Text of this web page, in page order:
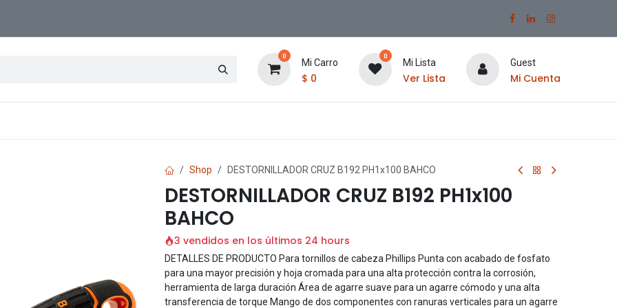
0
Mi Carro
$ 0
0
Mi Lista
Ver Lista
Guest
Mi Cuenta
Shop DESTORNILLADOR CRUZ B192 PH1x100 BAHCO
DESTORNILLADOR CRUZ B192 PH1x100
BAHCO
3 vendidos en los últimos 24 hours
DETALLES DE PRODUCTO Para tornillos de cabeza Phillips Punta con acabado de fosfato
para una mayor precisión y hoja cromada para una alta protección contra la corrosión,
herramienta de larga duración Área de agarre suave para un agarre cómodo y una alta
transferencia de torque Mango de dos componentes con ranuras verticales para un agarre